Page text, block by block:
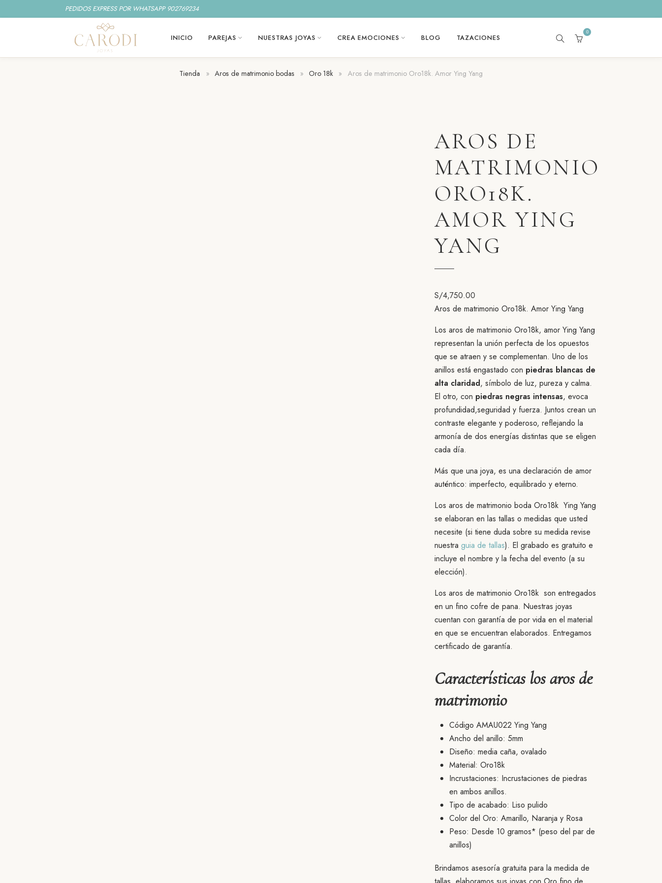
PEDIDOS EXPRESS POR WHATSAPP 902769234
INICIO PAREJAS NUESTRAS JOYAS CREA EMOCIONES BLOG TAZACIONES
SEARCH
0
Tienda » Aros de matrimonio bodas » Oro 18k » Aros de matrimonio Oro18k. Amor Ying Yang
AROS DE
MATRIMONIO
ORO18K.
AMOR YING
YANG
S/4,750.00
Aros de matrimonio Oro18k. Amor Ying Yang
Los aros de matrimonio Oro18k, amor Ying Yang
representan la unión perfecta de los opuestos
que se atraen y se complementan. Uno de los
anillos está engastado con piedras blancas de
alta claridad, símbolo de luz, pureza y calma.
El otro, con piedras negras intensas, evoca
profundidad,seguridad y fuerza. Juntos crean un
contraste elegante y poderoso, reflejando la
armonía de dos energías distintas que se eligen
cada día.
Más que una joya, es una declaración de amor
auténtico: imperfecto, equilibrado y eterno.
Los aros de matrimonio boda Oro18k Ying Yang
se elaboran en las tallas o medidas que usted
necesite (si tiene duda sobre su medida revise
nuestra guia de tallas). El grabado es gratuito e
incluye el nombre y la fecha del evento (a su
elección).
Los aros de matrimonio Oro18k son entregados
en un fino cofre de pana. Nuestras joyas
cuentan con garantía de por vida en el material
en que se encuentran elaborados. Entregamos
certificado de garantía.
Características los aros de
matrimonio
Código AMAU022 Ying Yang
Ancho del anillo: 5mm
Diseño: media caña, ovalado
Material: Oro18k
Incrustaciones: Incrustaciones de piedras
en ambos anillos.
Tipo de acabado: Liso pulido
Color del Oro: Amarillo, Naranja y Rosa
Peso: Desde 10 gramos* (peso del par de
anillos)
Brindamos asesoría gratuita para la medida de